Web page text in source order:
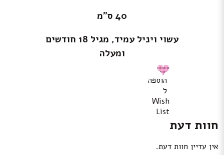
40 ס”מ
עשוי ויניל עמיד, מגיל 18 חודשים
ומעלה
הוספה
ל
Wish
List
חוות דעת
אין עדיין חוות דעת.